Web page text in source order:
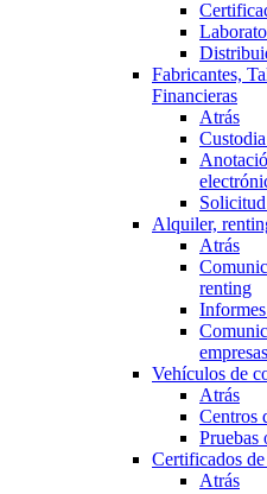
Fabricantes,
Financieras
Atrás
Alquiler,
Atrás
renting
empresas
Vehículos de
Atrás
Centros
Pruebas
Certificados
Atrás